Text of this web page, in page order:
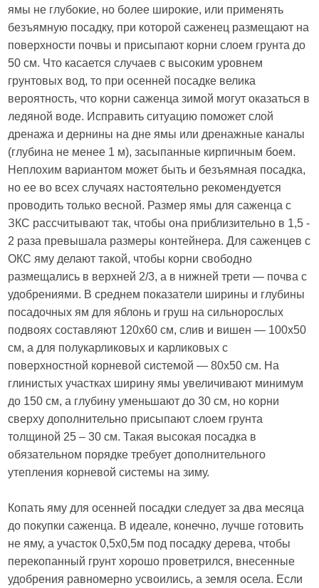
ямы не глубокие, но более широкие, или применять
безъямную посадку, при которой саженец размещают на
поверхности почвы и присыпают корни слоем грунта до
50 см. Что касается случаев с высоким уровнем
грунтовых вод, то при осенней посадке велика
вероятность, что корни саженца зимой могут оказаться в
ледяной воде. Исправить ситуацию поможет слой
дренажа и дернины на дне ямы или дренажные каналы
(глубина не менее 1 м), засыпанные кирпичным боем.
Неплохим вариантом может быть и безъямная посадка,
но ее во всех случаях настоятельно рекомендуется
проводить только весной. Размер ямы для саженца с
ЗКС рассчитывают так, чтобы она приблизительно в 1,5 -
2 раза превышала размеры контейнера. Для саженцев с
ОКС яму делают такой, чтобы корни свободно
размещались в верхней 2/3, а в нижней трети — почва с
удобрениями. В среднем показатели ширины и глубины
посадочных ям для яблонь и груш на сильнорослых
подвоях составляют 120x60 см, слив и вишен — 100x50
см, а для полукарликовых и карликовых с
поверхностной корневой системой — 80x50 см. На
глинистых участках ширину ямы увеличивают минимум
до 150 см, а глубину уменьшают до 30 см, но корни
сверху дополнительно присыпают слоем грунта
толщиной 25 – 30 см. Такая высокая посадка в
обязательном порядке требует дополнительного
утепления корневой системы на зиму.
Копать яму для осенней посадки следует за два месяца
до покупки саженца. В идеале, конечно, лучше готовить
не яму, а участок 0,5x0,5м под посадку дерева, чтобы
перекопанный грунт хорошо проветрился, внесенные
удобрения равномерно усвоились, а земля осела. Если